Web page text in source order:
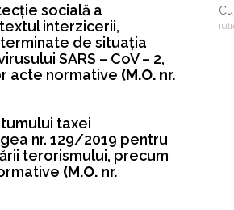
socială a
interzicerii,
de situaţia
SARS – CoV – 2,
acte normative (M.O. nr.
taxei
nr. 129/2019 pentru
terorismului, precum
(M.O. nr.